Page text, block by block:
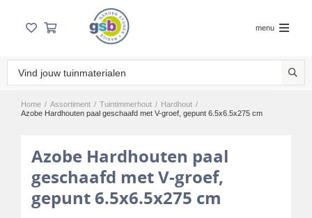
menu
Home / Assortiment / Tuintimmerhout / Hardhout /
Azobe Hardhouten paal geschaafd met V-groef, gepunt 6.5x6.5x275 cm
Azobe Hardhouten paal
geschaafd met V-groef,
gepunt 6.5x6.5x275 cm